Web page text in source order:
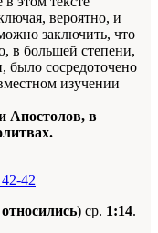
вероятно, и
заключить, что
в большей степени,
было сосредоточено
изучении
Апостолов, в
42
) ср. 1:14.